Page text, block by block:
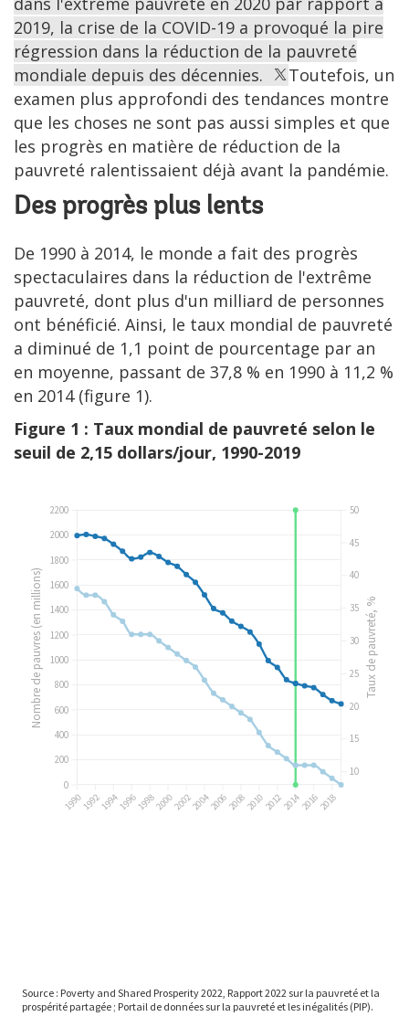
2019, la crise de la COVID-19 a provoqué la pire
régression dans la réduction de la pauvreté
mondiale depuis des décennies.
Toutefois, un
examen plus approfondi des tendances montre
que les choses ne sont pas aussi simples et que
les progrès en matière de réduction de la
pauvreté ralentissaient déjà avant la pandémie.
Des progrès plus lents
De 1990 à 2014, le monde a fait des progrès
spectaculaires dans la réduction de l'extrême
pauvreté, dont plus d'un milliard de personnes
ont bénéficié. Ainsi, le taux mondial de pauvreté
a diminué de 1,1 point de pourcentage par an
en moyenne, passant de 37,8 % en 1990 à 11,2 %
en 2014 (figure 1).
Figure 1 : Taux mondial de pauvreté selon le
seuil de 2,15 dollars/jour, 1990-2019